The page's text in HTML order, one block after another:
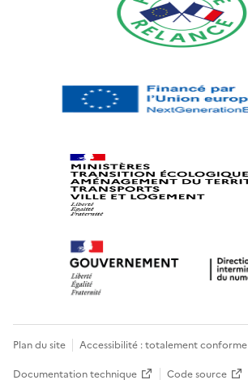
Plan du site Accessibilité : totalement conforme
Documentation technique
Code source